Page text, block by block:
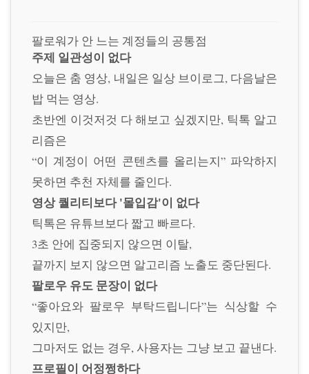
팔로워가 안 느는 계정들의 공통점
주제 일관성이 없다
오늘은 춤 영상, 내일은 일상 브이로그, 다음날은
밥 먹는 영상.
초반엔 이것저것 다 해보고 싶겠지만, 틱톡 알고
리즘은
“이 계정이 어떤 콘텐츠를 올리는지” 파악하지
못하면 추천 자체를 줄인다.
영상 퀄리티보다 '몰입감'이 없다
틱톡은 유튜브보다 짧고 빠르다.
3초 안에 집중되지 않으면 이탈,
끝까지 보지 않으면 알고리즘 노출도 중단된다.
팔로우 유도 문장이 없다
“좋아요와 팔로우 부탁드립니다”는 식상할 수
있지만,
그마저도 없는 경우, 사용자는 그냥 보고 끝낸다.
프로필이 어정쩡하다